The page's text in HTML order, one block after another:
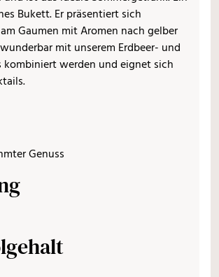
Bukett. Er präsentiert sich
Gaumen mit Aromen nach gelber
mit unserem Erdbeer- und
kombiniert werden und eignet sich
Genuss